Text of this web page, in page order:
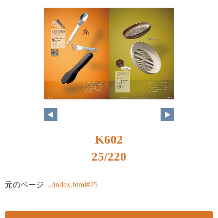
K602
25/220
元のページ ../index.html#25